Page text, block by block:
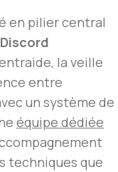
en pilier central
la veille
entre
un système de
équipe dédiée
techniques que